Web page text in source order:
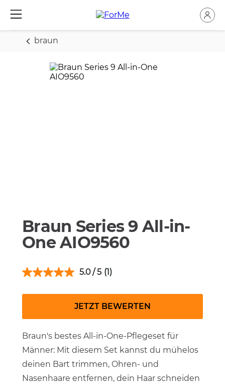
braun
Braun Series 9 All-in-
One AIO9560
5.0 (1)
JETZT BEWERTEN
Braun's bestes All-in-One-Pflegeset für
Männer: Mit diesem Set kannst du mühelos
deinen Bart trimmen, Ohren- und
Nasenhaare entfernen, dein Haar schneiden